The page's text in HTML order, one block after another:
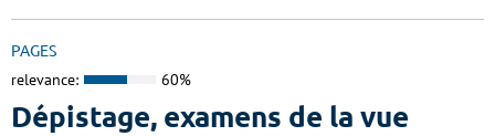
PAGES
relevance: 60%
Dépistage, examens de la vue